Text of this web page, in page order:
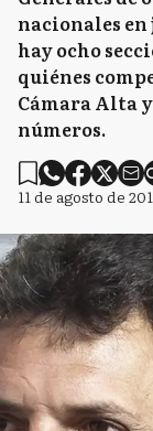
nacionales
hay ocho
quiénes
Cámara Alta y
números.
11 de agosto de